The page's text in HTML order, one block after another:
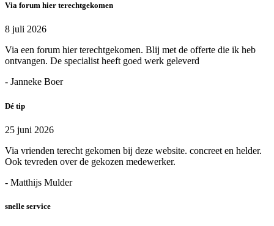
Via forum hier terechtgekomen
8 juli 2026
Via een forum hier terechtgekomen. Blij met de offerte die ik heb
ontvangen. De specialist heeft goed werk geleverd
- Janneke Boer
Dé tip
25 juni 2026
Via vrienden terecht gekomen bij deze website. concreet en helder.
Ook tevreden over de gekozen medewerker.
- Matthijs Mulder
snelle service